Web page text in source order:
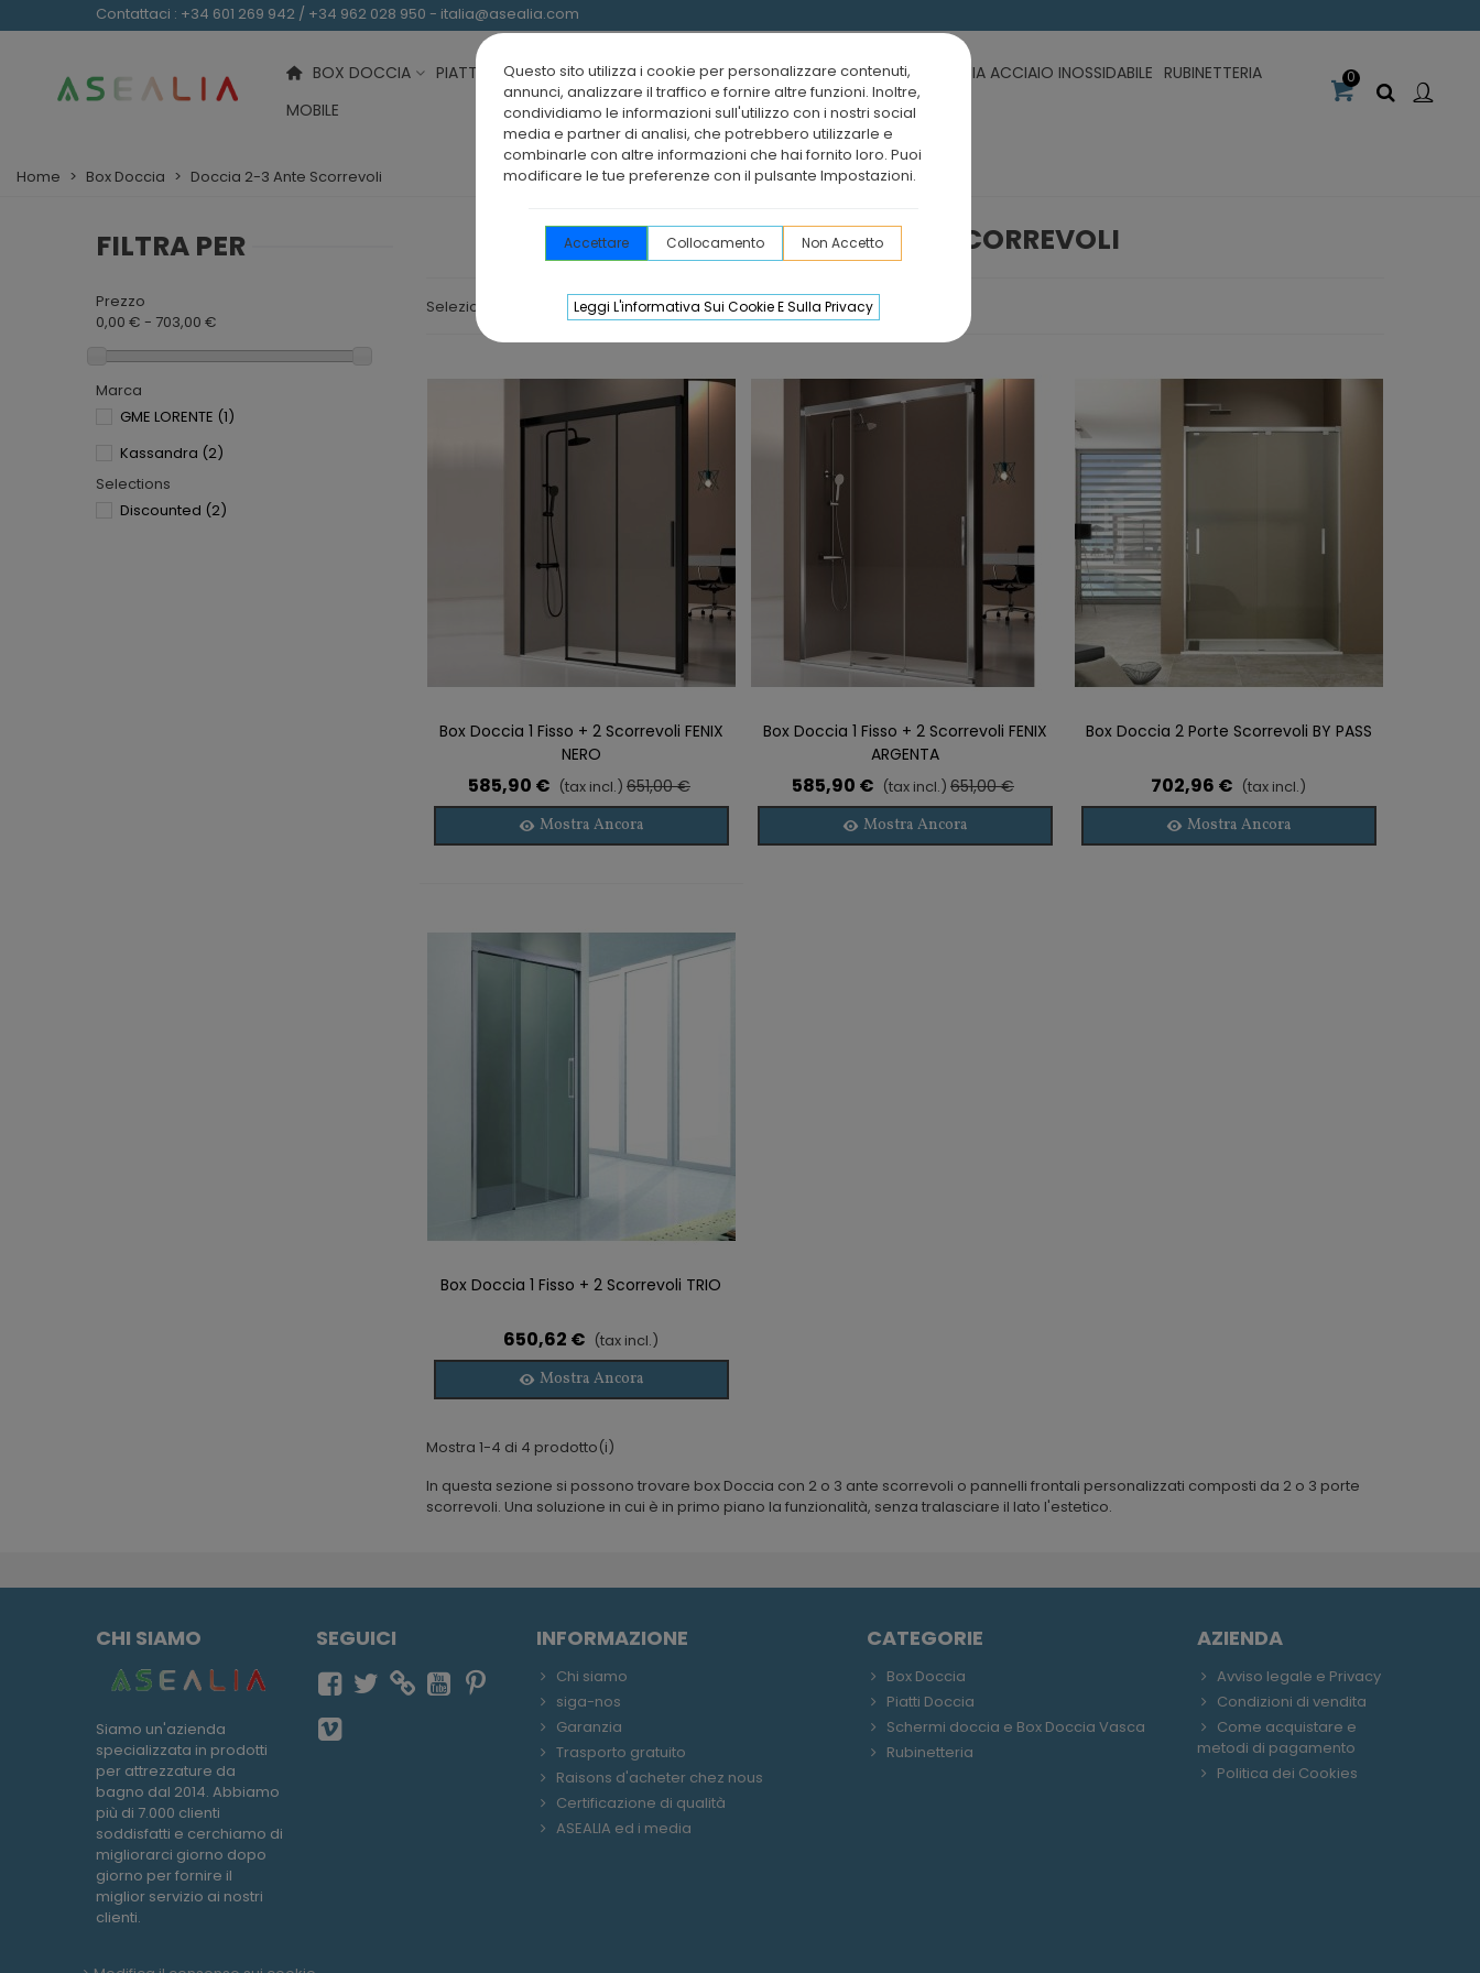
Questo sito utilizza i cookie per personalizzare contenuti,
annunci, analizzare il traffico e fornire altre funzioni. Inoltre,
condividiamo le informazioni sull'utilizzo con i nostri social
media e partner di analisi, che potrebbero utilizzarle e
combinarle con altre informazioni che hai fornito loro. Puoi
modificare le tue preferenze con il pulsante Impostazioni.
Accettare Collocamento Non Accetto
Leggi L'informativa Sui Cookie E Sulla Privacy
Contattaci : +34 601 269 942 / +34 962 028 950 - italia@asealia.com
BOX DOCCIA PIATTI DOCCIA SCHERMI DOCCIA E BOX DOCCIA VASCA BOX DOCCIA ACCIAIO INOSSIDABILE RUBINETTERIA
MOBILE
0
Home > Box Doccia > Doccia 2-3 Ante Scorrevoli
FILTRA PER
Prezzo
0,00 € - 703,00 €
Marca
GME LORENTE (1)
Kassandra (2)
Selections
Discounted (2)
DOCCIA 2-3 ANTE SCORREVOLI
Seleziona
Aggiungi Alla Lista Dei Desideri
Box Doccia 1 Fisso + 2 Scorrevoli FENIX
NERO
585,90 € (tax incl.) 651,00 €
Mostra Ancora
Aggiungi Alla Lista Dei Desideri
Box Doccia 1 Fisso + 2 Scorrevoli FENIX
ARGENTA
585,90 € (tax incl.) 651,00 €
Mostra Ancora
Aggiungi Alla Lista Dei Desideri
Box Doccia 2 Porte Scorrevoli BY PASS
702,96 € (tax incl.)
Mostra Ancora
Aggiungi Alla Lista Dei Desideri
Box Doccia 1 Fisso + 2 Scorrevoli TRIO
650,62 € (tax incl.)
Mostra Ancora
Mostra 1-4 di 4 prodotto(i)
In questa sezione si possono trovare box Doccia con 2 o 3 ante scorrevoli o pannelli frontali personalizzati composti da 2 o 3 porte
scorrevoli. Una soluzione in cui è in primo piano la funzionalità, senza tralasciare il lato l'estetico.
CHI SIAMO
Siamo un'azienda
specializzata in prodotti
per attrezzature da
bagno dal 2014. Abbiamo
più di 7.000 clienti
soddisfatti e cerchiamo di
migliorarci giorno dopo
giorno per fornire il
miglior servizio ai nostri
clienti.
SEGUICI INFORMAZIONE
Chi siamo
siga-nos
Garanzia
Trasporto gratuito
Raisons d'acheter chez nous
Certificazione di qualità
ASEALIA ed i media
CATEGORIE
Box Doccia
Piatti Doccia
Schermi doccia e Box Doccia Vasca
Rubinetteria
AZIENDA
Avviso legale e Privacy
Condizioni di vendita
Come acquistare e
metodi di pagamento
Politica dei Cookies